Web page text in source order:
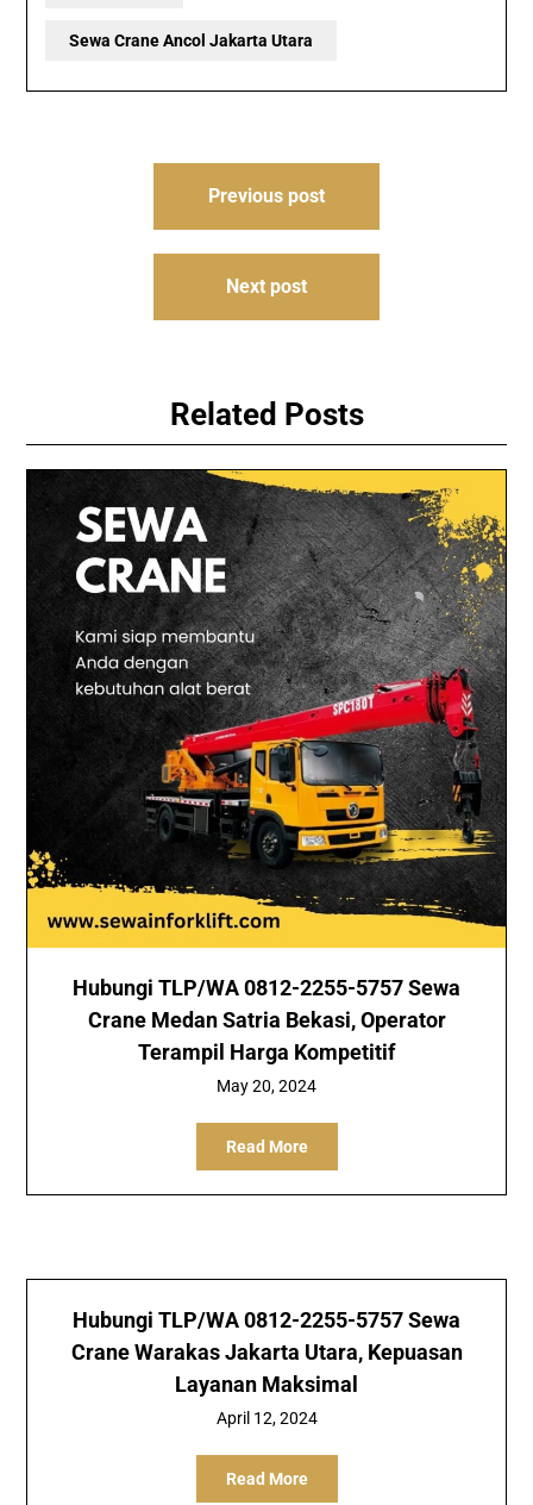
Sewa Crane Ancol Jakarta Utara
Previous post
Next post
Related Posts
Hubungi TLP/WA 0812-2255-5757 Sewa
Crane Medan Satria Bekasi, Operator
Terampil Harga Kompetitif
May 20, 2024
Read More
Hubungi TLP/WA 0812-2255-5757 Sewa
Crane Warakas Jakarta Utara, Kepuasan
Layanan Maksimal
April 12, 2024
Read More